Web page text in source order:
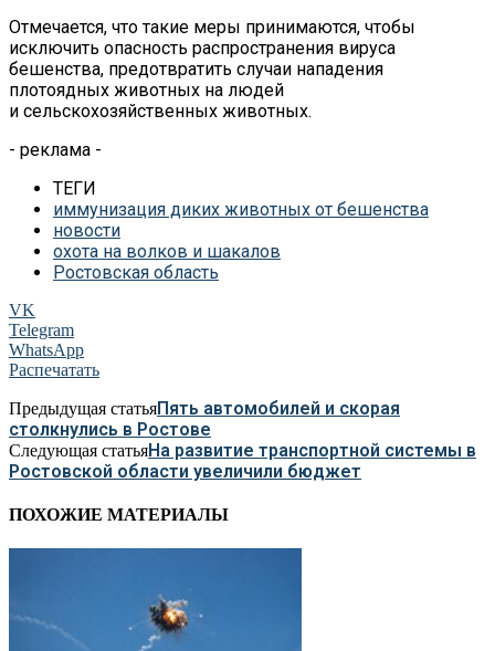
Отмечается, что такие меры принимаются, чтобы
исключить опасность распространения вируса
бешенства, предотвратить случаи нападения
плотоядных животных на людей
и сельскохозяйственных животных.
- реклама -
ТЕГИ
иммунизация диких животных от бешенства
новости
охота на волков и шакалов
Ростовская область
VK
Telegram
WhatsApp
Распечатать
Предыдущая статьяПять автомобилей и скорая
столкнулись в Ростове
Следующая статьяНа развитие транспортной системы в
Ростовской области увеличили бюджет
ПОХОЖИЕ МАТЕРИАЛЫ